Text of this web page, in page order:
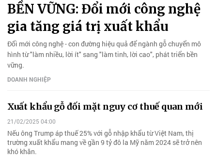
BỀN VỮNG: Đổi mới công nghệ
gia tăng giá trị xuất khẩu
Đổi mới công nghệ - con đường hiệu quả để ngành gỗ chuyển mô
hình từ "làm nhiều, lời ít" sang "làm tinh, lời cao", phát triển bền
vững.
DOANH NGHIỆP
Xuất khẩu gỗ đối mặt nguy cơ thuế quan mới
21/02/2025 04:00
Nếu ông Trump áp thuế 25% với gỗ nhập khẩu từ Việt Nam, thị
trường xuất khẩu mang về gần 9 tỷ đô la Mỹ năm 2024 sẽ trở nên
khó khăn.